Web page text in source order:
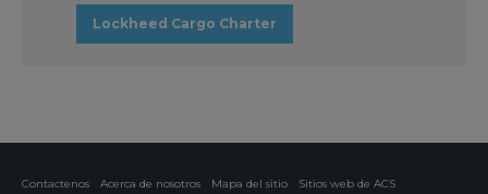
Lockheed Cargo Charter
Contactenos Acerca de nosotros Mapa del sitio
Sitios web de ACS